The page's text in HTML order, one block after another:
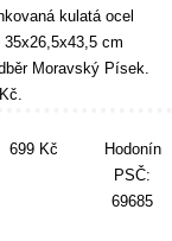
kulatá ocel
cm
Moravský Písek.
699 Kč
Hodonín
PSČ:
69685